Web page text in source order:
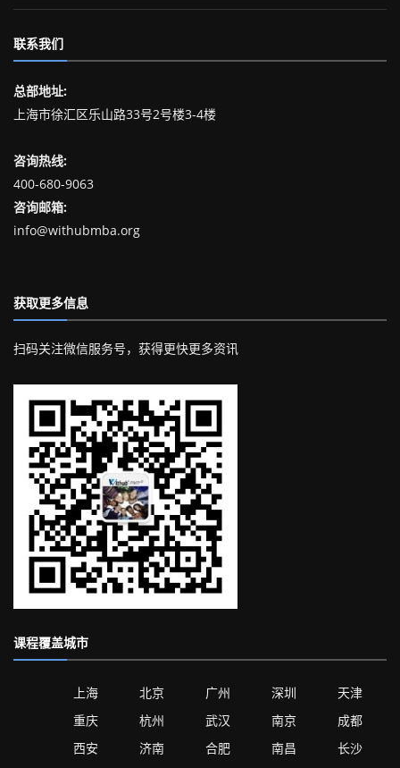
联系我们
总部地址:
上海市徐汇区乐山路33号2号楼3-4楼
咨询热线:
400-680-9063
咨询邮箱:
info@withubmba.org
获取更多信息
扫码关注微信服务号，获得更快更多资讯
课程覆盖城市
上海 北京 广州 深圳
天津
重庆
杭州 武汉 南京
成都
西安
济南 合肥 南昌
长沙